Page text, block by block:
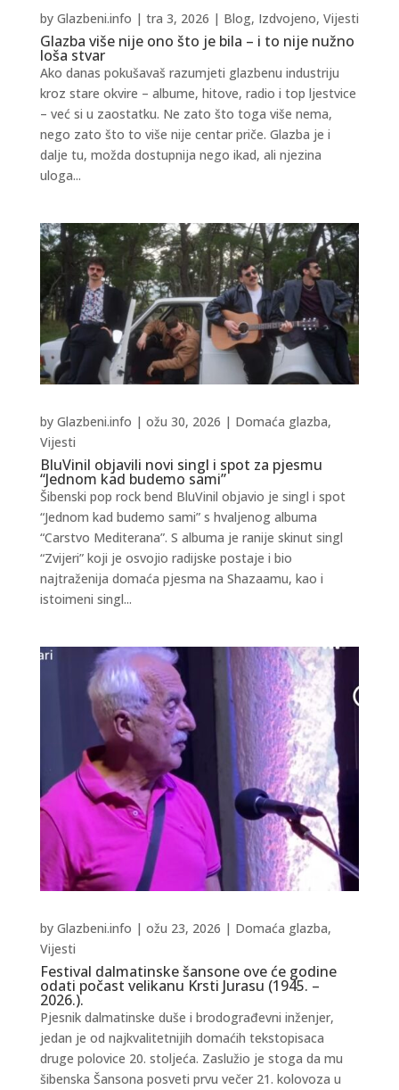
Glazba više nije ono što je bila – i to nije nužno
loša stvar
by Glazbeni.info | tra 3, 2026 | Blog, Izdvojeno, Vijesti
Ako danas pokušavaš razumjeti glazbenu industriju
kroz stare okvire – albume, hitove, radio i top ljestvice
– već si u zaostatku. Ne zato što toga više nema,
nego zato što to više nije centar priče. Glazba je i
dalje tu, možda dostupnija nego ikad, ali njezina
uloga...
BluVinil objavili novi singl i spot za pjesmu
“Jednom kad budemo sami”
by Glazbeni.info | ožu 30, 2026 | Domaća glazba,
Vijesti
Šibenski pop rock bend BluVinil objavio je singl i spot
“Jednom kad budemo sami” s hvaljenog albuma
“Carstvo Mediterana”. S albuma je ranije skinut singl
“Zvijeri” koji je osvojio radijske postaje i bio
najtraženija domaća pjesma na Shazaamu, kao i
istoimeni singl...
Festival dalmatinske šansone ove će godine
odati počast velikanu Krsti Jurasu (1945. –
2026.).
by Glazbeni.info | ožu 23, 2026 | Domaća glazba,
Vijesti
Pjesnik dalmatinske duše i brodograđevni inženjer,
jedan je od najkvalitetnijih domaćih tekstopisaca
druge polovice 20. stoljeća. Zaslužio je stoga da mu
šibenska Šansona posveti prvu večer 21. kolovoza u